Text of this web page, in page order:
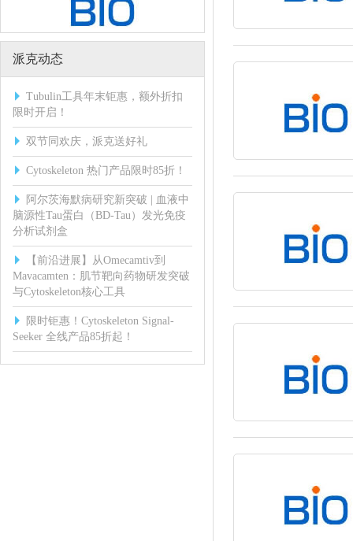
派克动态
Tubulin工具年末钜惠，额外折扣
限时开启！
双节同欢庆，派克送好礼
Cytoskeleton 热门产品限时85折！
阿尔茨海默病研究新突破 | 血液中
脑源性Tau蛋白（BD-Tau）发光免疫
分析试剂盒
【前沿进展】从Omecamtiv到
Mavacamten：肌节靶向药物研发突破
与Cytoskeleton核心工具
限时钜惠！Cytoskeleton Signal-
Seeker 全线产品85折起！